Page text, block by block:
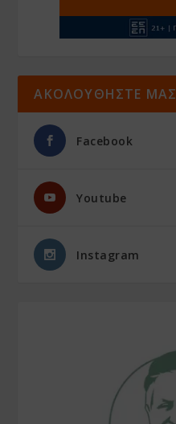
ΑΚΟΛΟΥΘΗΣΤΕ ΜΑΣ
Facebook
Youtube
Instagram